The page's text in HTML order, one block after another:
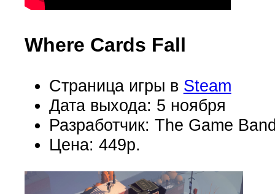
Where Cards Fall
Страница игры в Steam
Дата выхода: 5 ноября
Разработчик: The Game
Цена: 449р.